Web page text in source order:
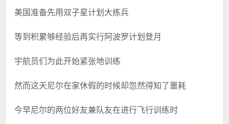
美国准备先用双子星计划大练兵
等到积累够经验后再实行阿波罗计划登月
宇航员们为此开始紧张地训练
然而这天尼尔在家休假的时候却忽然得知了噩耗
今早尼尔的两位好友兼队友在进行飞行训练时